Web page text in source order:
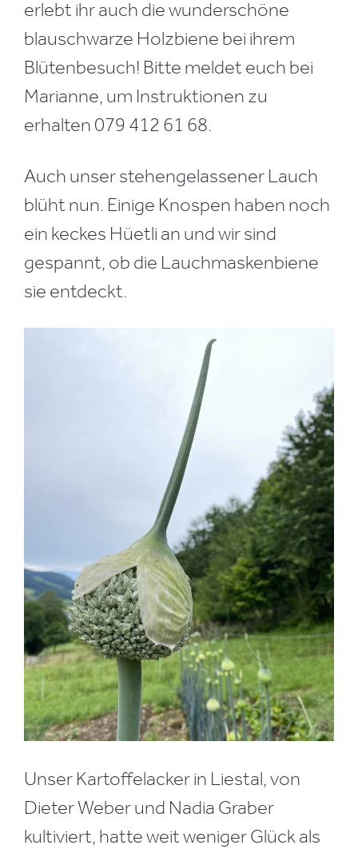
erlebt ihr auch die wunderschöne
blauschwarze Holzbiene bei ihrem
Blütenbesuch! Bitte meldet euch bei
Marianne, um Instruktionen zu
erhalten 079 412 61 68.
Auch unser stehengelassener Lauch
blüht nun. Einige Knospen haben noch
ein keckes Hüetli an und wir sind
gespannt, ob die Lauchmaskenbiene
sie entdeckt.
Unser Kartoffelacker in Liestal, von
Dieter Weber und Nadia Graber
kultiviert, hatte weit weniger Glück als